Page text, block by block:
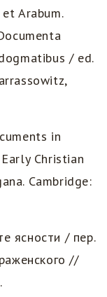
Arabum.
/ ed.
in
Christian
Cambridge:
ясности / пер.
//